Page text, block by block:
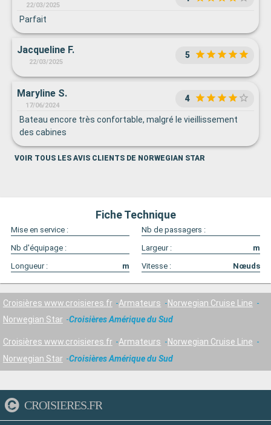
22/03/2025
Parfait
Jacqueline F.
22/03/2025
5
Maryline S.
17/06/2024
4
Bateau encore très confortable, malgré le vieillissement
des cabines
VOIR TOUS LES AVIS CLIENTS DE NORWEGIAN STAR
Fiche Technique
Mise en service :
Nb de passagers :
Nb d'équipage :
Largeur :
m
Longueur :
m Vitesse : Nœuds
Croisières www.croisieres.fr Armateurs
Norwegian Cruise Line
Norwegian Star
Croisières Amérique du Sud
Croisières www.croisieres.fr Armateurs
Norwegian Cruise Line
Norwegian Star
Croisières Amérique du Sud
CROISIERES.FR